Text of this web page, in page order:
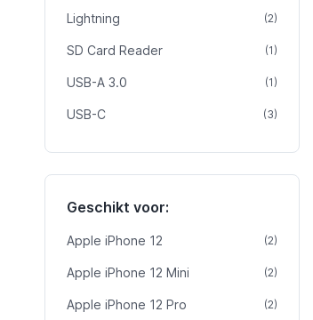
Lightning (2)product
SD Card Reader (1)product
USB-A 3.0 (1)product
USB-C (3)product
Geschikt voor:
Apple iPhone 12 (2)product
Apple iPhone 12 Mini (2)product
Apple iPhone 12 Pro (2)product